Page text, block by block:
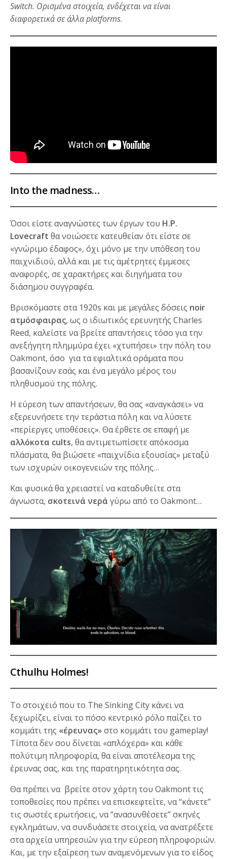
Switch. Ορισμένα στοιχεία, ενδέχεται να είναι
διαφορετικά σε άλλα platforms.
Into the madness…
Όσοι είστε αναγνώστες των έργων του H.P.
Lovecraft θα νοιώσετε κατευθείαν ότι είστε σε
«γνώριμο έδαφος», όχι μόνο με την υπόθεση του
παιχνιδιού, αλλά και με τις αμέτρητες έμμεσες
αναφορές, σε χαρακτήρες και διηγήματα του
διάσημου συγγραφέα.
Βρισκόμαστε στα 1920s και με μεγάλες δόσεις noir
ατμόσφαιρας, ως ο ιδιωτικός ερευνητής Charles
Reed, καλείστε να βρείτε απαντήσεις τόσο για την
ανεξήγητη πλημμύρα έχει «χτυπήσει» την πόλη του
Oakmont, όσο για τα εφιαλτικά οράματα που
βασανίζουν εσάς και ένα μεγάλο μέρος του
πληθυσμού της πόλης.
Η εύρεση των απαντήσεων, θα σας «αναγκάσει» να
εξερευνήσετε την τεράστια πόλη και να λύσετε
«περίεργες υποθέσεις». Θα έρθετε σε επαφή με
αλλόκοτα cults, θα αντιμετωπίσετε απόκοσμα
πλάσματα, θα βιώσετε «παιχνίδια εξουσίας» μεταξύ
των ισχυρών οικογενειών της πόλης…
Και φυσικά θα χρειαστεί να καταδυθείτε στα
άγνωστα, σκοτεινά νεράγύρω από το Oakmont…
Cthulhu Holmes!
Το στοιχειό που το The Sinking City κάνει να
ξεχωρίζει, είναι το πόσο κεντρικό ρόλο παίζει το
κομμάτι της «έρευνας»στο κομμάτι του gameplay!
Τίποτα δεν σου δίνεται «απλόχερα» και κάθε
πολύτιμη πληροφορία, θα είναι αποτέλεσμα της
έρευνας σας, και της παρατηρητικότητα σας.
Θα πρέπει να βρείτε στον χάρτη του Oakmont τις
τοποθεσίες που πρέπει να επισκεφτείτε, να “κάνετε”
τις σωστές ερωτήσεις, να “ανασυνθέσετε” σκηνές
εγκλημάτων, να συνδυάσετε στοιχεία, να ανατρέξετε
στα αρχεία υπηρεσιών για την εύρεση πληροφοριών.
Και, με την εξαίρεση των αναμενόμενων για το είδος